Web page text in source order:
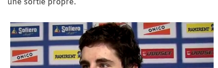
une sortie propre.